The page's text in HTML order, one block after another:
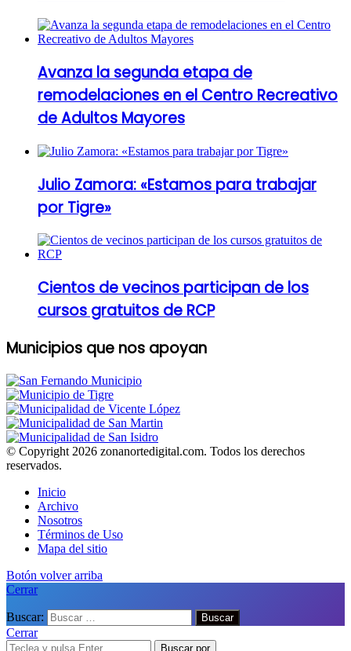
Avanza la segunda etapa de
remodelaciones en el Centro Recreativo
de Adultos Mayores
Julio Zamora: «Estamos para trabajar
por Tigre»
Cientos de vecinos participan de los
cursos gratuitos de RCP
Municipios que nos apoyan
© Copyright 2026 zonanortedigital.com. Todos los derechos
reservados.
Inicio
Archivo
Nosotros
Términos de Uso
Mapa del sitio
Botón volver arriba
Cerrar
Buscar:
Cerrar
Buscar por